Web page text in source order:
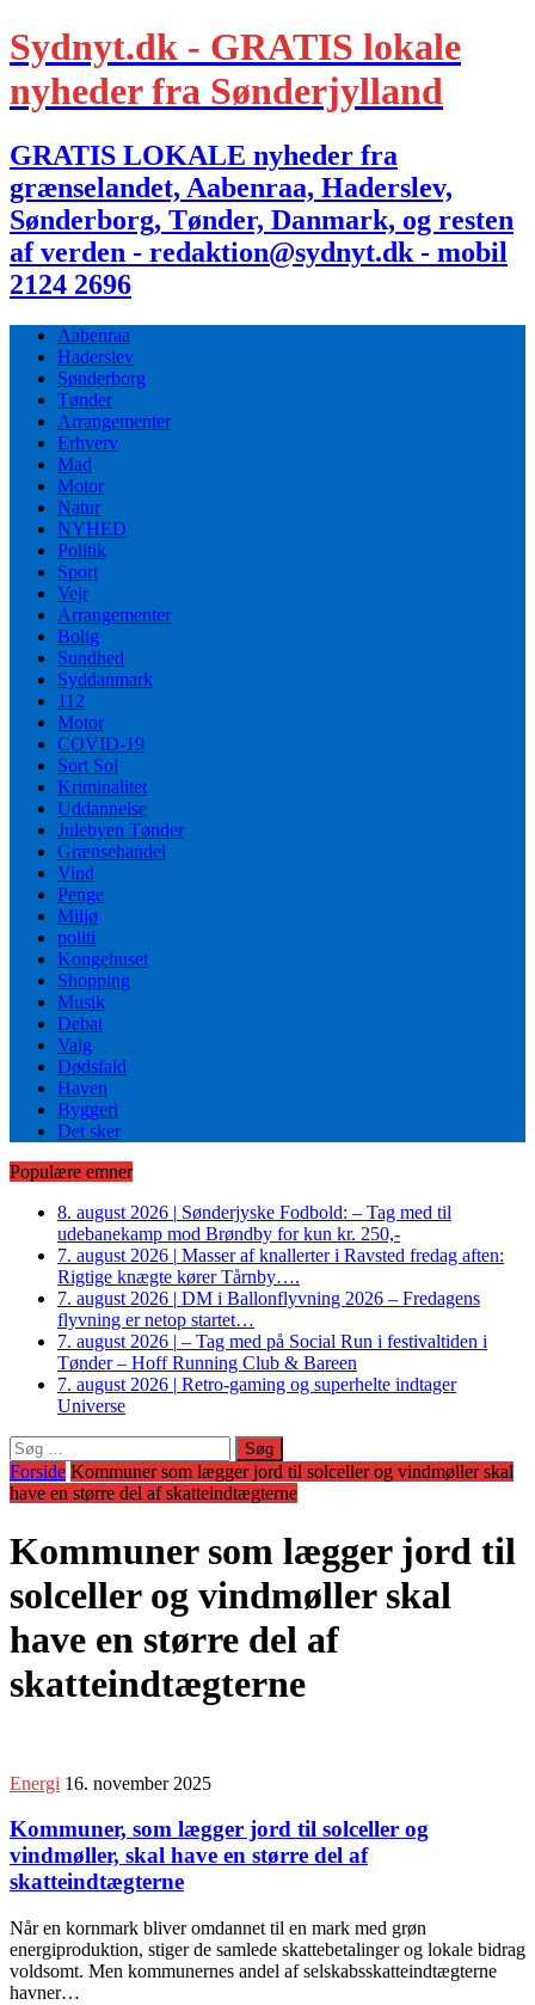
Sydnyt.dk - GRATIS lokale
nyheder fra Sønderjylland
GRATIS LOKALE nyheder fra
grænselandet, Aabenraa, Haderslev,
Sønderborg, Tønder, Danmark, og resten
af verden - redaktion@sydnyt.dk - mobil
2124 2696
Aabenraa
Haderslev
Sønderborg
Tønder
Arrangementer
Erhverv
Mad
Motor
Natur
NYHED
Politik
Sport
Vejr
Arrangementer
Bolig
Sundhed
Syddanmark
112
Motor
COVID-19
Sort Sol
Kriminalitet
Uddannelse
Julebyen Tønder
Grænsehandel
Vind
Penge
Miljø
politi
Kongehuset
Shopping
Musik
Debat
Valg
Dødsfald
Haven
Byggeri
Det sker
Populære emner
8. august 2026 | Sønderjyske Fodbold: – Tag med til
udebanekamp mod Brøndby for kun kr. 250,-
7. august 2026 | Masser af knallerter i Ravsted fredag aften:
Rigtige knægte kører Tårnby….
7. august 2026 | DM i Ballonflyvning 2026 – Fredagens
flyvning er netop startet…
7. august 2026 | – Tag med på Social Run i festivaltiden i
Tønder – Hoff Running Club & Bareen
7. august 2026 | Retro-gaming og superhelte indtager
Universe
Søg
efter:
Forside Kommuner som lægger jord til solceller og vindmøller skal
have en større del af skatteindtægterne
Kommuner som lægger jord til
solceller og vindmøller skal
have en større del af
skatteindtægterne
Energi 16. november 2025
Kommuner, som lægger jord til solceller og
vindmøller, skal have en større del af
skatteindtægterne
Når en kornmark bliver omdannet til en mark med grøn
energiproduktion, stiger de samlede skattebetalinger og lokale bidrag
voldsomt. Men kommunernes andel af selskabsskatteindtægterne
havner…